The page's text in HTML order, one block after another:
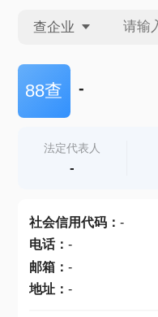
查企业
查企业
查产地
88查 -
法定代表人
-
社会信用代码： -
电话： -
邮箱： -
地址： -